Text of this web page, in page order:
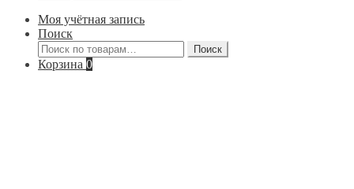
Моя учётная запись
Поиск
Искать:
Поиск
Корзина 0